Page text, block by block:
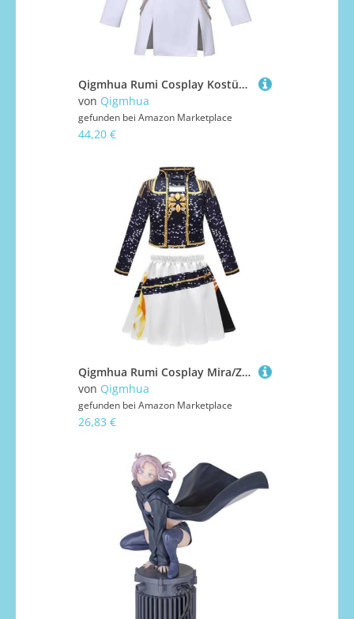
Qigmhua Rumi Cosplay Kostüm Mira/Zoey Anzug Anime Cosplay Damen Kleid Weißer Stil Uniform Halloween Idol-Outfits Komplette Sets
von Qigmhua
gefunden bei Amazon Marketplace
44,20 €
Qigmhua Rumi Cosplay Mira/Zoey Kostüm, Anime Performance-Outfit Halloween Bühnenkostüm Fancy Dress Für Fans
von Qigmhua
gefunden bei Amazon Marketplace
26,83 €